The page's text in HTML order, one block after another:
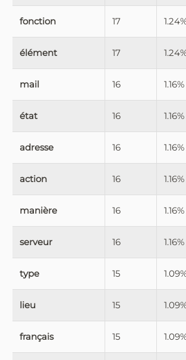
fonction 17
élément 17
mail 16 1.16%
état 16 1.16%
adresse 16 1.16%
action 16 1.16%
manière 16 1.16%
serveur 16 1.16%
type 15
lieu 15
français 15